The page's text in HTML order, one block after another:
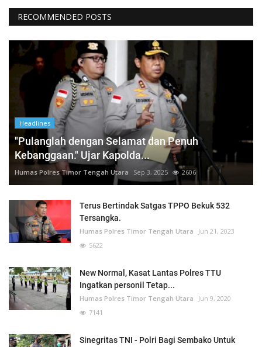
RECOMMENDED POSTS
Headlines
"Pulanglah dengan Selamat dan Penuh
Kebanggaan." Ujar Kapolda...
Humas Polres Timor Tengah Utara Sep 3, 2025 2606
Terus Bertindak Satgas TPPO Bekuk 532
Tersangka.
Humas Polres Timor Tengah Utara
Jun 21, 2023
5622
New Normal, Kasat Lantas Polres TTU
Ingatkan personil Tetap...
Humas Polres Timor Tengah Utara
Jun 9, 2020
7141
Sinegritas TNI - Polri Bagi Sembako Untuk